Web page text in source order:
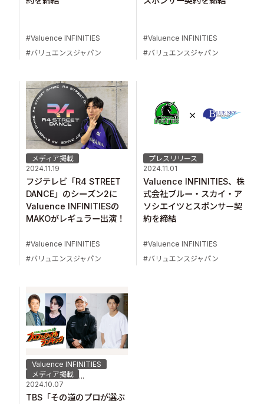
Valuence INFINITIES
バリュエンスジャパン
Valuence INFINITIES
バリュエンスジャパン
メディア掲載
2024.11.19
フジテレビ「R4 STREET
DANCE」のシーズン2に
Valuence INFINITIESの
MAKOがレギュラー出演！
Valuence INFINITIES
バリュエンスジャパン
プレスリリース
2024.11.01
Valuence INFINITIES、株
式会社ブルー・スカイ・ア
ソシエイツとスポンサー契
約を締結
Valuence INFINITIES
バリュエンスジャパン
Valuence INFINITIES
メディア掲載
...
2024.10.07
TBS「その道のプロが選ぶ